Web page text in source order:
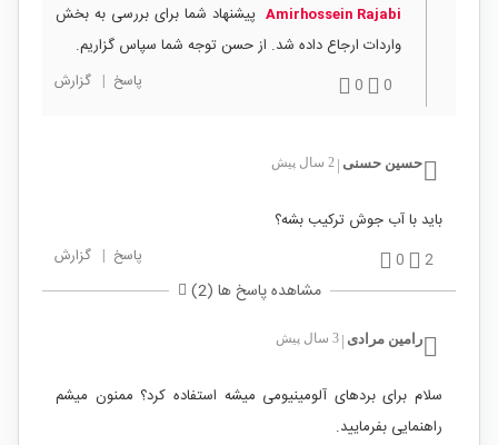
Amirhossein Rajabi پیشنهاد شما برای بررسی به بخش
واردات ارجاع داده شد. از حسن توجه شما سپاس گزاریم.
0
0 پاسخ | گزارش
حسین حسنی | 2 سال پیش
باید با آب جوش ترکیب بشه؟
2
0 پاسخ | گزارش
مشاهده پاسخ ها (2)
رامین مرادی | 3 سال پیش
سلام برای بردهای آلومینیومی میشه استفاده کرد؟ ممنون میشم
راهنمایی بفرمایید.